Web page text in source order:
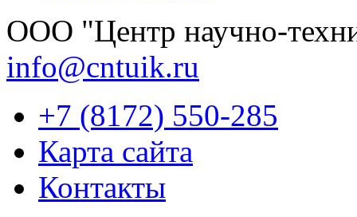
OOО "Центр научно-
info@cntuik.ru
+7 (8172) 550-285
Карта сайта
Контакты